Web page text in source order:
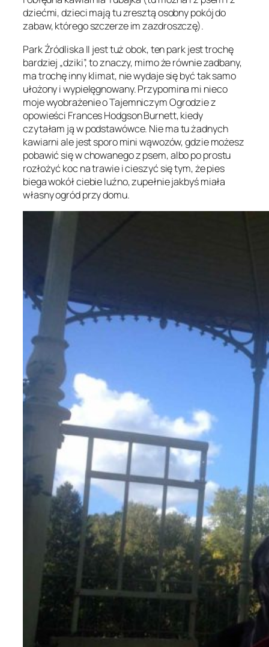
dziećmi, dzieci mają tu zresztą osobny pokój do
zabaw, którego szczerze im zazdroszczę).
Park Źródliska II jest tuż obok, ten park jest trochę
bardziej „dziki”, to znaczy, mimo że równie zadbany,
ma trochę inny klimat, nie wydaje się być tak samo
ułożony i wypielęgnowany. Przypomina mi nieco
moje wyobrażenie o Tajemniczym Ogrodzie z
opowieści Frances Hodgson Burnett, kiedy
czytałam ją w podstawówce. Nie ma tu żadnych
kawiarni ale jest sporo mini wąwozów, gdzie możesz
pobawić się w chowanego z psem, albo po prostu
rozłożyć koc na trawie i cieszyć się tym, że pies
biega wokół ciebie luźno, zupełnie jakbyś miała
własny ogród przy domu.